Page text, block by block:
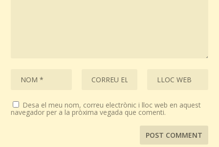
Desa el meu nom, correu electrònic i lloc web en aquest
navegador per a la pròxima vegada que comenti.